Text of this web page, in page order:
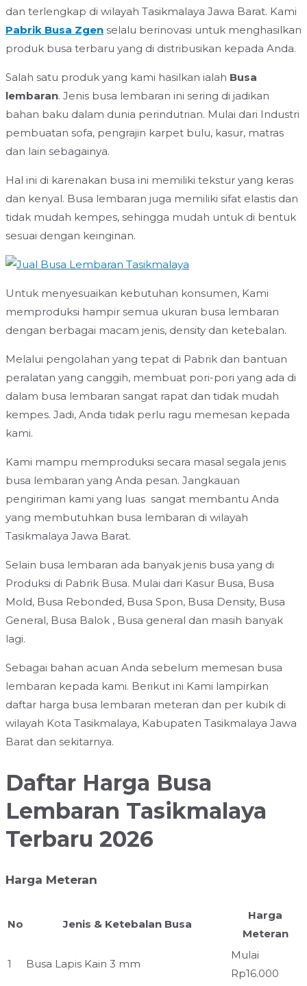
dan terlengkap di wilayah Tasikmalaya Jawa Barat. Kami
Pabrik Busa Zgen selalu berinovasi untuk menghasilkan
produk busa terbaru yang di distribusikan kepada Anda.
Salah satu produk yang kami hasilkan ialah Busa
lembaran. Jenis busa lembaran ini sering di jadikan
bahan baku dalam dunia perindutrian. Mulai dari Industri
pembuatan sofa, pengrajin karpet bulu, kasur, matras
dan lain sebagainya.
Hal ini di karenakan busa ini memiliki tekstur yang keras
dan kenyal. Busa lembaran juga memiliki sifat elastis dan
tidak mudah kempes, sehingga mudah untuk di bentuk
sesuai dengan keinginan.
Untuk menyesuaikan kebutuhan konsumen, Kami
memproduksi hampir semua ukuran busa lembaran
dengan berbagai macam jenis, density dan ketebalan.
Melalui pengolahan yang tepat di Pabrik dan bantuan
peralatan yang canggih, membuat pori-pori yang ada di
dalam busa lembaran sangat rapat dan tidak mudah
kempes. Jadi, Anda tidak perlu ragu memesan kepada
kami.
Kami mampu memproduksi secara masal segala jenis
busa lembaran yang Anda pesan. Jangkauan
pengiriman kami yang luas sangat membantu Anda
yang membutuhkan busa lembaran di wilayah
Tasikmalaya Jawa Barat.
Selain busa lembaran ada banyak jenis busa yang di
Produksi di Pabrik Busa. Mulai dari Kasur Busa, Busa
Mold, Busa Rebonded, Busa Spon, Busa Density, Busa
General, Busa Balok , Busa general dan masih banyak
lagi.
Sebagai bahan acuan Anda sebelum memesan busa
lembaran kepada kami. Berikut ini Kami lampirkan
daftar harga busa lembaran meteran dan per kubik di
wilayah Kota Tasikmalaya, Kabupaten Tasikmalaya Jawa
Barat dan sekitarnya.
Daftar Harga Busa
Lembaran Tasikmalaya
Terbaru 2026
Harga Meteran
No Jenis & Ketebalan Busa
Harga
Meteran
1 Busa Lapis Kain 3 mm
Mulai
Rp16.000